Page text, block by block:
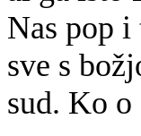
Nas pop
sve s
sud. Ko